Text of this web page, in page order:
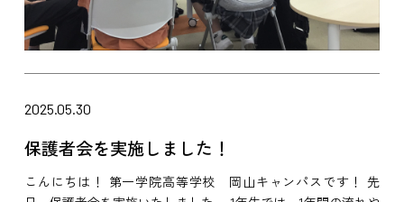
2025.05.30
保護者会を実施しました！
こんにちは！ 第一学院高等学校 岡山キャンパスです！ 先